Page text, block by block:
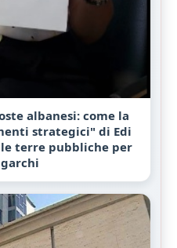
albanesi: come la
strategici" di Edi
terre pubbliche per